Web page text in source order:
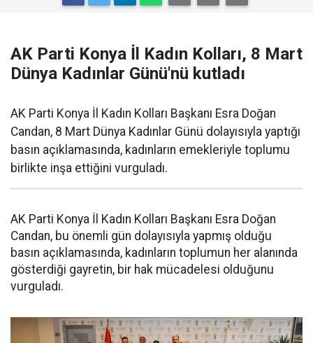
AK Parti Konya İl Kadın Kolları, 8 Mart
Dünya Kadınlar Günü'nü kutladı
AK Parti Konya İl Kadın Kolları Başkanı Esra Doğan
Candan, 8 Mart Dünya Kadınlar Günü dolayısıyla yaptığı
basın açıklamasında, kadınların emekleriyle toplumu
birlikte inşa ettiğini vurguladı.
AK Parti Konya İl Kadın Kolları Başkanı Esra Doğan
Candan, bu önemli gün dolayısıyla yapmış olduğu
basın açıklamasında, kadınların toplumun her alanında
gösterdiği gayretin, bir hak mücadelesi olduğunu
vurguladı.